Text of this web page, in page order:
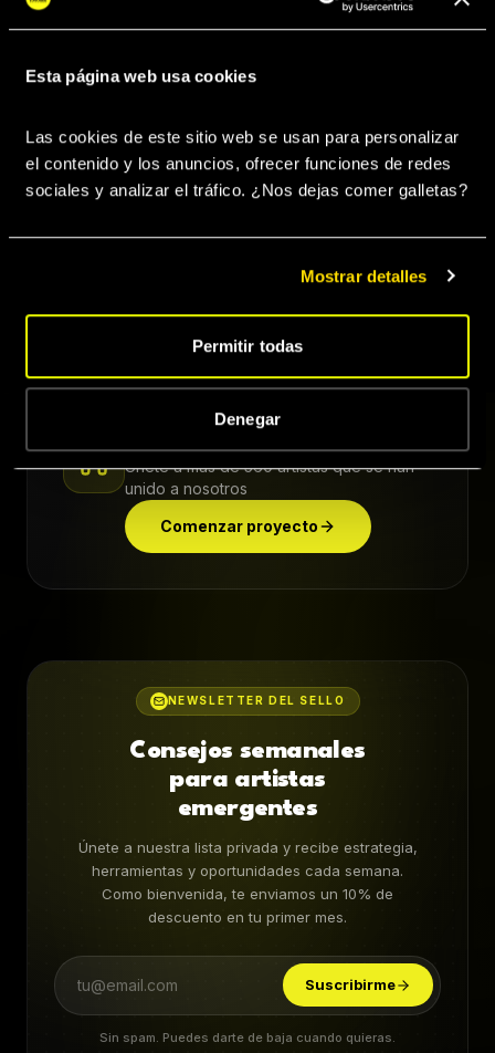
Esta página web usa cookies
Las cookies de este sitio web se usan para personalizar
el contenido y los anuncios, ofrecer funciones de redes
Mostrar detalles
Permitir todas
Denegar
Prensa & Medios Gestión de RRSS Merchandising
Goner Music App
PRÓXIMAMENTE
Únete a más de 560 artistas que se han
unido a nosotros
Comenzar proyecto
NEWSLETTER DEL SELLO
Consejos semanales
para artistas
emergentes
Únete a nuestra lista privada y recibe estrategia,
herramientas y oportunidades cada semana.
Como bienvenida, te enviamos un 10% de
descuento en tu primer mes.
Suscribirme
Sin spam. Puedes darte de baja cuando quieras.